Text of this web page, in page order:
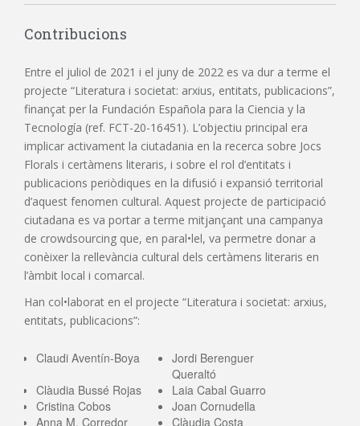
Contribucions
Entre el juliol de 2021 i el juny de 2022 es va dur a terme el
projecte “Literatura i societat: arxius, entitats, publicacions”,
finançat per la Fundación Española para la Ciencia y la
Tecnología (ref. FCT-20-16451). L’objectiu principal era
implicar activament la ciutadania en la recerca sobre Jocs
Florals i certàmens literaris, i sobre el rol d’entitats i
publicacions periòdiques en la difusió i expansió territorial
d’aquest fenomen cultural. Aquest projecte de participació
ciutadana es va portar a terme mitjançant una campanya
de crowdsourcing que, en paral•lel, va permetre donar a
conèixer la rellevància cultural dels certàmens literaris en
l’àmbit local i comarcal.
Han col•laborat en el projecte “Literatura i societat: arxius,
entitats, publicacions”:
Claudi Aventín-Boya
Jordi Berenguer
Queraltó
Clàudia Bussé Rojas
Laia Cabal Guarro
Cristina Cobos
Joan Cornudella
Anna M. Corredor
Clàudia Costa